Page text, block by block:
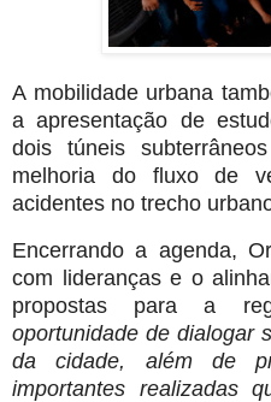
A mobilidade urbana
a apresentação de
dois túneis
melhoria do fluxo de
acidentes no trecho
Encerrando a agenda,
com lideranças e o
propostas para a
oportunidade de dialogar
da cidade, além de
importantes realizadas